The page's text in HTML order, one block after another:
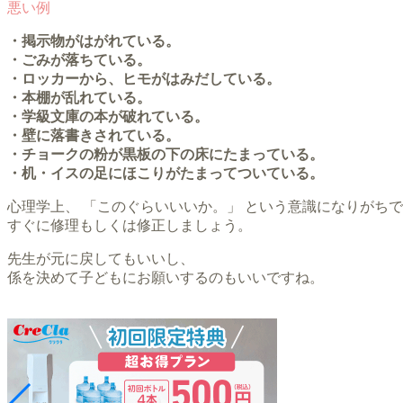
・掲示物がはがれている。
・ごみが落ちている。
・ロッカーから、ヒモがはみだしている。
・本棚が乱れている。
・学級文庫の本が破れている。
・壁に落書きされている。
・チョークの粉が黒板の下の床にたまっている。
・机・イスの足にほこりがたまってついている。
心理学上、 「このぐらいいいか。」 という意識になりがち
すぐに修理もしくは修正しましょう。
先生が元に戻してもいいし、
係を決めて子どもにお願いするのもいいですね。